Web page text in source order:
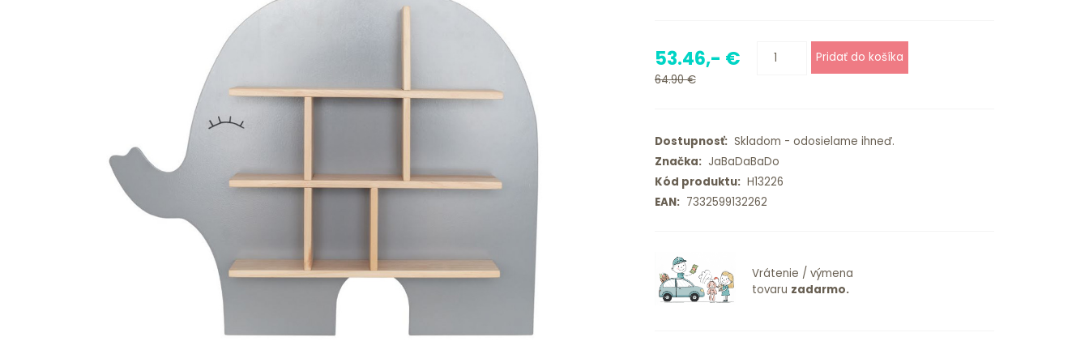
53.46,- €
64.90 €
Dostupnosť:Skladom - odosielame ihneď.
Značka:JaBaDaBaDo
Kód produktu:H13226
EAN:7332599132262
Vrátenie / výmena
tovaru zadarmo.